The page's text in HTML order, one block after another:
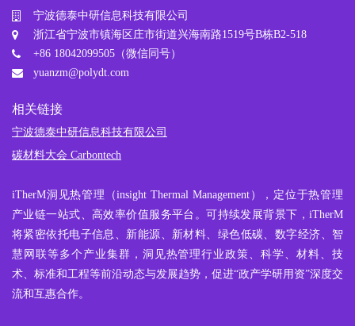
宁波德泰中研信息科技有限公司
浙江省宁波市镇海区庄市街道兴海南路1519号B栋B2-518
+86 18042099505（微信同号）
yuanzm@polydt.com
相关链接
宁波德泰中研信息科技有限公司
碳材料大会 Carbontech
iTherM洞见热管理
（insight Thermal Management），定位于热管理
产业链一站式、高效率价值服务平台。可持续发展背景下，iTherM
将紧密依托电子信息、新能源、新材料、绿色低碳、数字经济、智
慧网联等多个产业集群，洞见热管理行业政策、科学、材料、技
术、标准和工程等前沿动态与发展趋势，促进“政产学研用资”深度交
流和互惠合作。